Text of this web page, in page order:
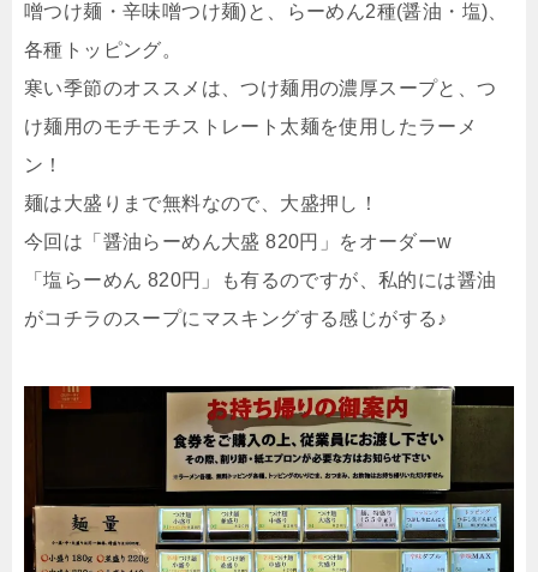
噌つけ麺・辛味噌つけ麺)と、らーめん2種(醤油・塩)、
各種トッピング。
寒い季節のオススメは、つけ麺用の濃厚スープと、つ
け麺用のモチモチストレート太麺を使用したラーメ
ン！
麺は大盛りまで無料なので、大盛押し！
今回は「醤油らーめん大盛 820円」をオーダーw
「塩らーめん 820円」も有るのですが、私的には醤油
がコチラのスープにマスキングする感じがする♪